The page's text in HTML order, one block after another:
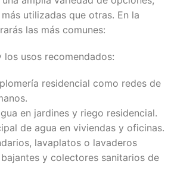
utilizadas que otras. En la
las más comunes:
usos recomendados:
residencial como redes de
en jardines y riego residencial.
de agua en viviendas y oficinas.
lavaplatos o lavaderos
bajantes y colectores sanitarios de